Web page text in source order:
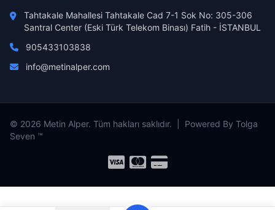
Tahtakale Mahallesi Tahtakale Cad 7-1 Sok No: 305-306
Santral Center (Eski Türk Telekom Binası) Fatih - İSTANBUL
905433103838
info@metinalper.com
© 2026 Metin Alper. Tüm hakları saklıdır. | Powered By Tolga
Seven ™